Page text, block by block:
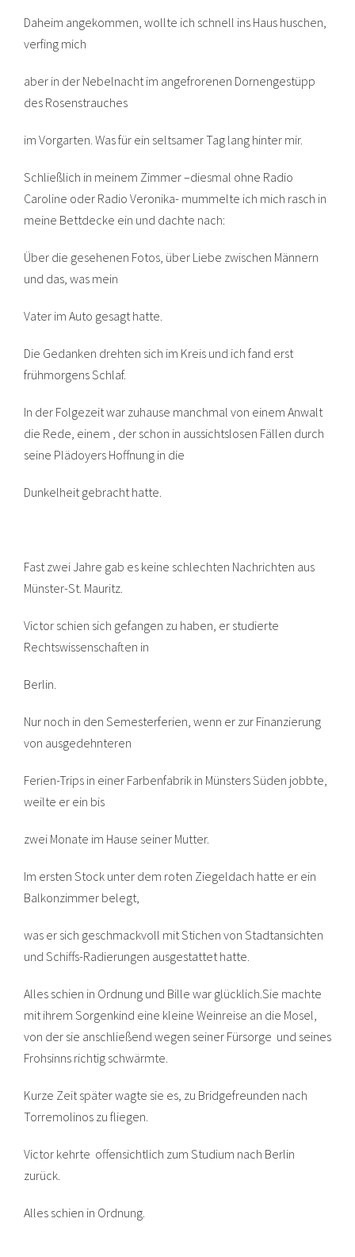
Daheim angekommen, wollte ich schnell ins Haus huschen,
verfing mich
aber in der Nebelnacht im angefrorenen Dornengestüpp
des Rosenstrauches
im Vorgarten. Was für ein seltsamer Tag lang hinter mir.
Schließlich in meinem Zimmer –diesmal ohne Radio
Caroline oder Radio Veronika- mummelte ich mich rasch in
meine Bettdecke ein und dachte nach:
Über die gesehenen Fotos, über Liebe zwischen Männern
und das, was mein
Vater im Auto gesagt hatte.
Die Gedanken drehten sich im Kreis und ich fand erst
frühmorgens Schlaf.
In der Folgezeit war zuhause manchmal von einem Anwalt
die Rede, einem , der schon in aussichtslosen Fällen durch
seine Plädoyers Hoffnung in die
Dunkelheit gebracht hatte.
Fast zwei Jahre gab es keine schlechten Nachrichten aus
Münster-St. Mauritz.
Victor schien sich gefangen zu haben, er studierte
Rechtswissenschaften in
Berlin.
Nur noch in den Semesterferien, wenn er zur Finanzierung
von ausgedehnteren
Ferien-Trips in einer Farbenfabrik in Münsters Süden jobbte,
weilte er ein bis
zwei Monate im Hause seiner Mutter.
Im ersten Stock unter dem roten Ziegeldach hatte er ein
Balkonzimmer belegt,
was er sich geschmackvoll mit Stichen von Stadtansichten
und Schiffs-Radierungen ausgestattet hatte.
Alles schien in Ordnung und Bille war glücklich.Sie machte
mit ihrem Sorgenkind eine kleine Weinreise an die Mosel,
von der sie anschließend wegen seiner Fürsorge und seines
Frohsinns richtig schwärmte.
Kurze Zeit später wagte sie es, zu Bridgefreunden nach
Torremolinos zu fliegen.
Victor kehrte offensichtlich zum Studium nach Berlin
zurück.
Alles schien in Ordnung.